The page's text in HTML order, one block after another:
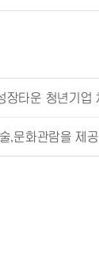
장타운 청년기
,문화관람을 제